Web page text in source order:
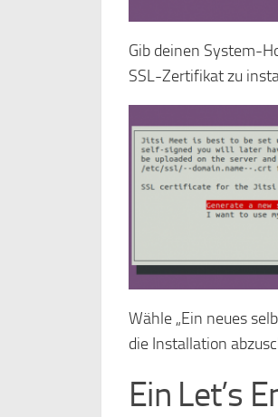
Gib deinen System-
SSL-Zertifikat zu
Wähle „Ein neues
die Installation
Ein Let’s